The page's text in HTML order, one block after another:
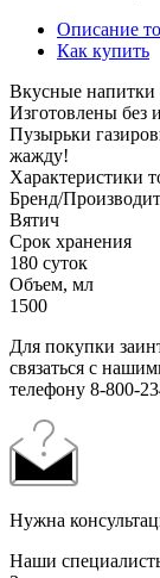
Описание
Как купить
Вкусные напитки
Изготовлены без
Пузырьки
жажду!
Характеристики
Бренд/
Вятич
Срок хранения
180 суток
Объем, мл
1500
Для покупки
связаться с
телефону 8-800-
Нужна
Наши